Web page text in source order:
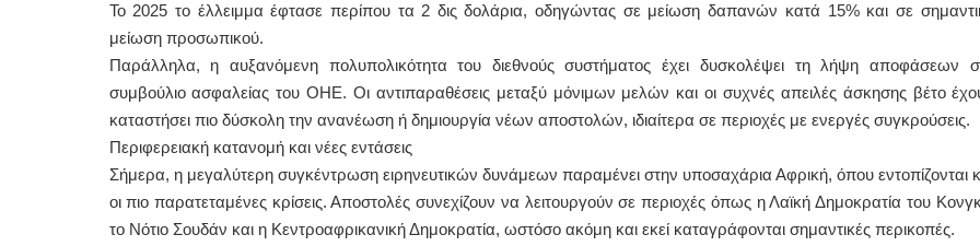
Το 2025 το έλλειμμα έφτασε περίπου τα 2 δις δολάρια, οδηγώντας σε μείωση δαπανών κατά 15% και σε
μείωση προσωπικού.
Παράλληλα, η αυξανόμενη πολυπολικότητα του διεθνούς συστήματος έχει δυσκολέψει τη λήψη αποφάσεων
συμβούλιο ασφαλείας του ΟΗΕ. Οι αντιπαραθέσεις μεταξύ μόνιμων μελών και οι συχνές απειλές άσκησης βέτο
καταστήσει πιο δύσκολη την ανανέωση ή δημιουργία νέων αποστολών, ιδιαίτερα σε περιοχές με ενεργές συγκρούσεις.
Περιφερειακή κατανομή και νέες εντάσεις
Σήμερα, η μεγαλύτερη συγκέντρωση ειρηνευτικών δυνάμεων παραμένει στην υποσαχάρια Αφρική, όπου εντοπίζονται
οι πιο παρατεταμένες κρίσεις. Αποστολές συνεχίζουν να λειτουργούν σε περιοχές όπως η Λαϊκή Δημοκρατία του
το Νότιο Σουδάν και η Κεντροαφρικανική Δημοκρατία, ωστόσο ακόμη και εκεί καταγράφονται σημαντικές περικοπές.